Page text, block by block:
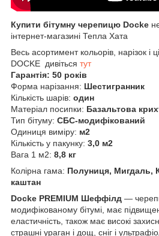
Купити бітумну черепицю Docke
інтернет-магазині Тепла Хата
Весь асортимент кольорів, нарізок і
DOCKE дивіться тут
Гарантія: 50 років
Форма нарізання: Шестигранник
Кількість шарів: один
Матеріал посипки: Базальтова
Тип бітуму: СБС-модифікований
Одиниця виміру: м2
Кількість у пакунку: 3,0 м2
Вага 1 м2: 8,8 кг
Колірна гама: Полуниця, Мигдаль,
каштан
Docke PREMIUM Шеффілд —
модифікованому бітумі, має
еластичність, також має високі
страшні ураган і дощ, сніг і